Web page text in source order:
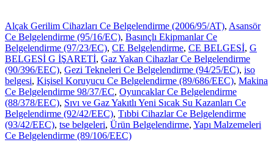
Alçak Gerilim Cihazları Ce Belgelendirme (2006/95/AT), Asansör
Ce Belgelendirme (95/16/EC), Basınçlı Ekipmanlar Ce
Belgelendirme (97/23/EC), CE Belgelendirme, CE BELGESİ, G
BELGESİ G İŞARETİ, Gaz Yakan Cihazlar Ce Belgelendirme
(90/396/EEC), Gezi Tekneleri Ce Belgelendirme (94/25/EC), iso
belgesi, Kişisel Koruyucu Ce Belgelendirme (89/686/EEC), Makina
Ce Belgelendirme 98/37/EC, Oyuncaklar Ce Belgelendirme
(88/378/EEC), Sıvı ve Gaz Yakıtlı Yeni Sıcak Su Kazanları Ce
Belgelendirme (92/42/EEC), Tıbbi Cihazlar Ce Belgelendirme
(93/42/EEC), tse belgeleri, Ürün Belgelendirme, Yapı Malzemeleri
Ce Belgelendirme (89/106/EEC)